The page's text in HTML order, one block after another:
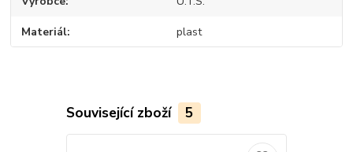
Materiál plast
Související zboží 5